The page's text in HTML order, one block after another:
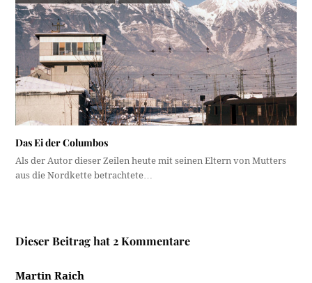
Das Ei der Columbos
Als der Autor dieser Zeilen heute mit seinen Eltern von Mutters
aus die Nordkette betrachtete…
Dieser Beitrag hat 2 Kommentare
Martin Raich